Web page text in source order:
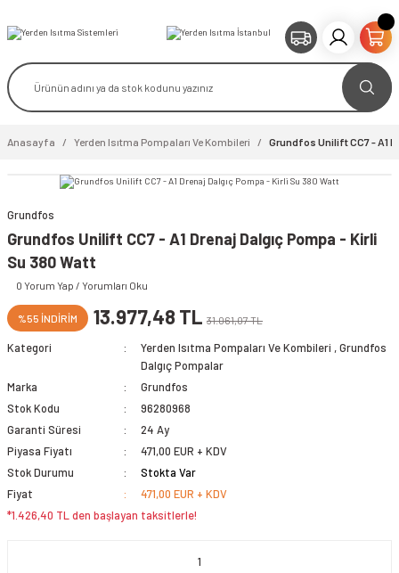
Anasayfa Yerden Isıtma Pompaları Ve Kombileri Grundfos Unilift CC7 - A1
Grundfos
Grundfos Unilift CC7 - A1 Drenaj Dalgıç Pompa - Kirli
Su 380 Watt
0 Yorum Yap / Yorumları Oku
%55 İNDİRİM 13.977,48 TL 31.061,07 TL
Kategori Yerden Isıtma Pompaları Ve Kombileri ,Grundfos
Dalgıç Pompalar
Marka
Grundfos
Stok Kodu
96280968
Garanti Süresi
24 Ay
Piyasa Fiyatı
471,00 EUR + KDV
Stok Durumu
Stokta Var
Fiyat
471,00 EUR + KDV
*1.426,40 TL den başlayan taksitlerle!